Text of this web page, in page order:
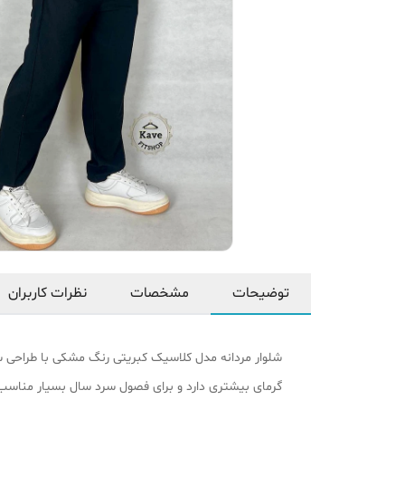
توضیحات مشخصات نظرات کاربران
شلوار مردانه مدل کلاسیک کبریتی رنگ مشکی با طراحی
گرمای بیشتری دارد و برای فصول سرد سال بسیار